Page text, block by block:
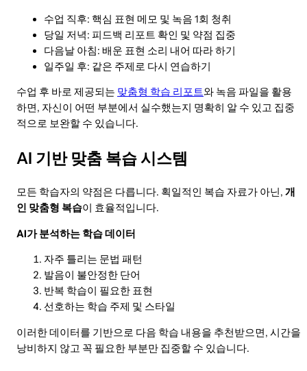
수업 직후: 핵심 표현 메모 및 녹음 1회 청취
당일 저녁: 피드백 리포트 확인 및 약점 집중
다음날 아침: 배운 표현 소리 내어 따라 하기
일주일 후: 같은 주제로 다시 연습하기
수업 후 바로 제공되는 맞춤형 학습 리포트와 녹음 파일을 활용
하면, 자신이 어떤 부분에서 실수했는지 명확히 알 수 있고 집중
적으로 보완할 수 있습니다.
AI 기반 맞춤 복습 시스템
모든 학습자의 약점은 다릅니다. 획일적인 복습 자료가 아닌, 개
인 맞춤형 복습이 효율적입니다.
AI가 분석하는 학습 데이터
자주 틀리는 문법 패턴
발음이 불안정한 단어
반복 학습이 필요한 표현
선호하는 학습 주제 및 스타일
이러한 데이터를 기반으로 다음 학습 내용을 추천받으면, 시간을
낭비하지 않고 꼭 필요한 부분만 집중할 수 있습니다.